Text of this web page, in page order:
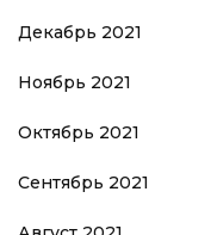
Декабрь 2021
Ноябрь 2021
Октябрь 2021
Сентябрь 2021